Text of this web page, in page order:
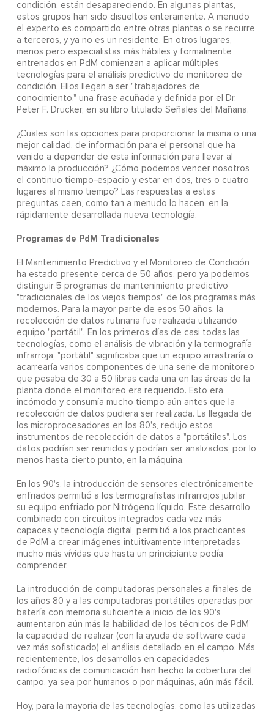
condición, están desapareciendo. En algunas plantas,
estos grupos han sido disueltos enteramente. A menudo
el experto es compartido entre otras plantas o se recurre
a terceros, y ya no es un residente. En otros lugares,
menos pero especialistas más hábiles y formalmente
entrenados en PdM comienzan a aplicar múltiples
tecnologías para el análisis predictivo de monitoreo de
condición. Ellos llegan a ser "trabajadores de
conocimiento," una frase acuñada y definida por el Dr.
Peter F. Drucker, en su libro titulado Señales del Mañana.
¿Cuales son las opciones para proporcionar la misma o una
mejor calidad, de información para el personal que ha
venido a depender de esta información para llevar al
máximo la producción? ¿Cómo podemos vencer nosotros
el continuo tiempo-espacio y estar en dos, tres o cuatro
lugares al mismo tiempo? Las respuestas a estas
preguntas caen, como tan a menudo lo hacen, en la
rápidamente desarrollada nueva tecnología.
Programas de PdM Tradicionales
El Mantenimiento Predictivo y el Monitoreo de Condición
ha estado presente cerca de 50 años, pero ya podemos
distinguir 5 programas de mantenimiento predictivo
"tradicionales de los viejos tiempos" de los programas más
modernos. Para la mayor parte de esos 50 años, la
recolección de datos rutinaria fue realizada utilizando
equipo "portátil". En los primeros días de casi todas las
tecnologías, como el análisis de vibración y la termografía
infrarroja, "portátil" significaba que un equipo arrastraría o
acarrearía varios componentes de una serie de monitoreo
que pesaba de 30 a 50 libras cada una en las áreas de la
planta donde el monitoreo era requerido. Esto era
incómodo y consumía mucho tiempo aún antes que la
recolección de datos pudiera ser realizada. La llegada de
los microprocesadores en los 80's, redujo estos
instrumentos de recolección de datos a "portátiles". Los
datos podrían ser reunidos y podrían ser analizados, por lo
menos hasta cierto punto, en la máquina.
En los 90's, la introducción de sensores electrónicamente
enfriados permitió a los termografistas infrarrojos jubilar
su equipo enfriado por Nitrógeno líquido. Este desarrollo,
combinado con circuitos integrados cada vez más
capaces y tecnología digital, permitió a los practicantes
de PdM a crear imágenes intuitivamente interpretadas
mucho más vívidas que hasta un principiante podía
comprender.
La introducción de computadoras personales a finales de
los años 80 y a las computadoras portátiles operadas por
batería con memoria suficiente a inicio de los 90's
aumentaron aún más la habilidad de los técnicos de PdM'
la capacidad de realizar (con la ayuda de software cada
vez más sofisticado) el análisis detallado en el campo. Más
recientemente, los desarrollos en capacidades
radiofónicas de comunicación han hecho la cobertura del
campo, ya sea por humanos o por máquinas, aún más fácil.
Hoy, para la mayoría de las tecnologías, como las utilizadas